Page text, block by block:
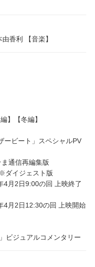
香利 【音楽】
】【冬編】
ービート」スペシャルPV
通信再編集版
ダイジェスト版
4月2日9:00の回 上映終了
4月2日12:30の回 上映開始
ビジュアルコメンタリー